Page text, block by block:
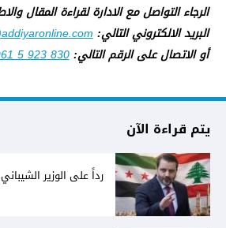
الرجاء التواصل مع الادارة لقراءة المقال
البريد الالكتروني التالي:
أو الاتصال على الرقم التالي:5 923 830
يتم قراءة الآن
رداً على الوزير الشيباني